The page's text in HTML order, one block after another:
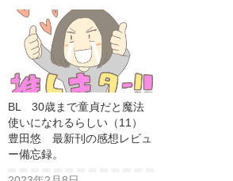
BL 30歳まで童貞だと魔法
使いになれるらしい（11）
豊田悠 最新刊の感想レビュ
ー備忘録。